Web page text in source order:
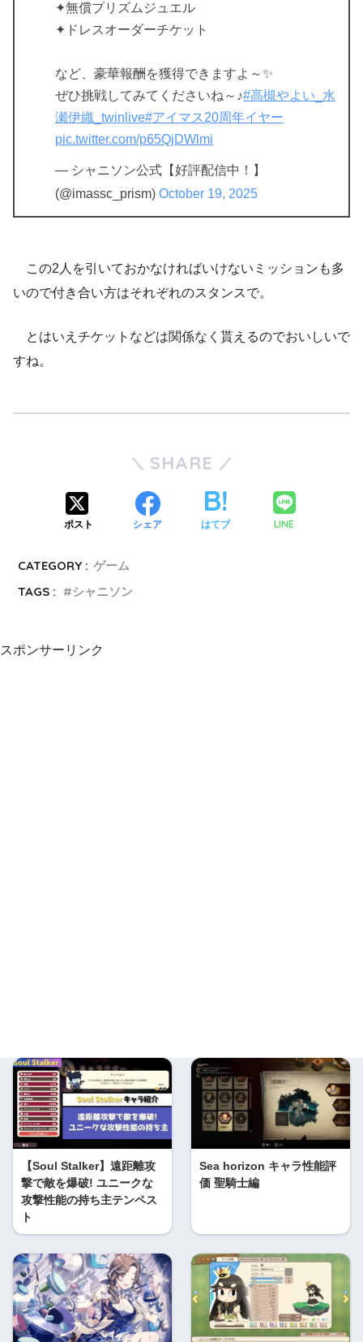
✦無償プリズムジュエル
✦ドレスオーダーチケット
など、豪華報酬を獲得できますよ～✨
ぜひ挑戦してみてくださいね～♪#高槻やよい_水
瀬伊織_twinlive#アイマス20周年イヤー
pic.twitter.com/p65QjDWlmi
— シャニソン公式【好評配信中！】
(@imassc_prism) October 19, 2025
この2人を引いておかなければいけないミッションも多
いので付き合い方はそれぞれのスタンスで。
とはいえチケットなどは関係なく貰えるのでおいしいで
すね。
SHARE
ポスト シェア はてブ LINE
CATEGORY : ゲーム
TAGS :
シャニソン
スポンサーリンク
【Soul Stalker】遠距離攻
撃で敵を爆破! ユニークな
攻撃性能の持ち主テンペス
ト
Sea horizon キャラ性能評
価 聖騎士編